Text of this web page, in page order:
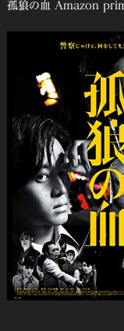
孤狼の血 Amazon